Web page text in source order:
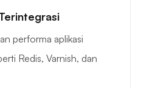
performa aplikasi
Redis, Varnish, dan